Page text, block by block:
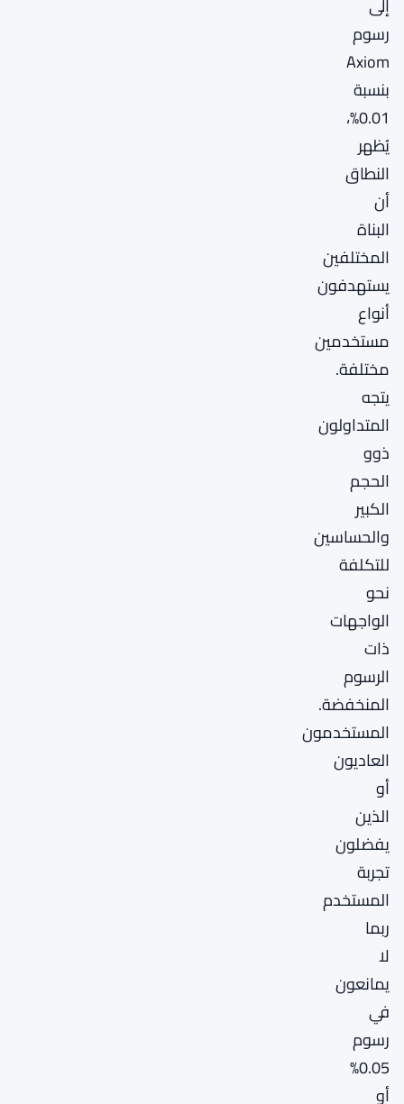
رسوم
Axiom
بنسبة
0.01%،
يُظهر
النطاق
أن
البناة
المختلفين
يستهدفون
أنواع
مستخدمين
مختلفة.
يتجه
المتداولون
ذوو
الحجم
الكبير
والحساسين
للتكلفة
نحو
الواجهات
ذات
الرسوم
المنخفضة.
المستخدمون
العاديون
أو
الذين
يفضلون
تجربة
المستخدم
ربما
لا
يمانعون
في
رسوم
0.05%
أو